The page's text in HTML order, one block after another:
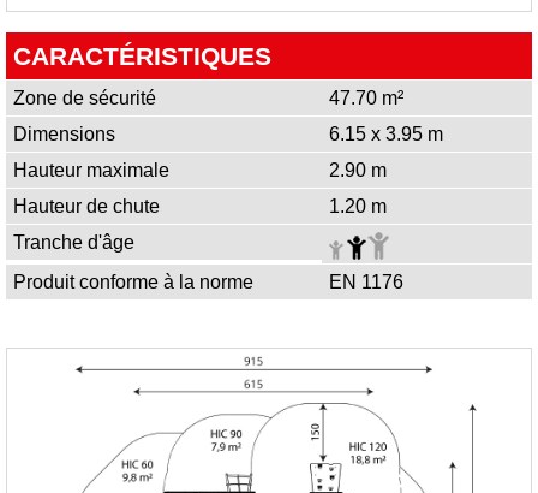
CARACTÉRISTIQUES
Zone de sécurité
47.70 m²
Dimensions
6.15 x 3.95 m
Hauteur maximale
2.90 m
Hauteur de chute
1.20 m
Tranche d'âge
Produit conforme à la norme
EN 1176